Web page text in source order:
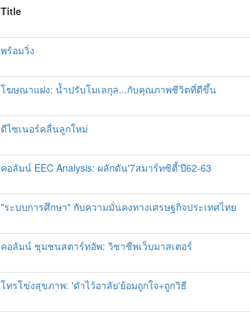
Title
พร้อมวิ่ง
โฆษณาแฝง: น้ำปรับโมเลกุล...กับคุณภาพชีวิตที่ดีขึ้น
ดีไซเนอร์คลื่นลูกใหม่
คอลัมน์ EEC Analysis: ผลักดัน'7สมาร์ทซิตี้'ปี62-63
"ระบบการศึกษา" กับความมั่นคงทางเศรษฐกิจประเทศไทย
คอลัมน์ ชุมชนสตาร์ทอัพ: วิชาชีพเว็บมาสเตอร์
โทรโข่งสุขภาพ: 'ดำไว้อาลัย'ย้อมถูกใจ+ถูกวิธี